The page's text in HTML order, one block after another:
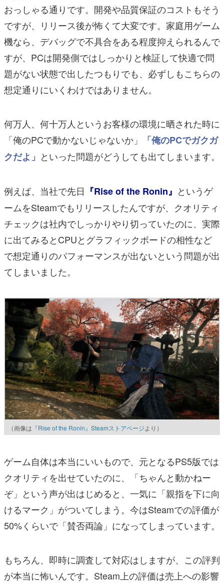
おっしゃる通りです。開発や品質保証のコストもそう
ですが、リリース後が怖くて大変です。家庭用ゲーム
機なら、デバッグで不具合をある程度抑えられるんで
すが、PCは開発側ではしっかりと検証して快適で問
題がない状態で出したつもりでも、必ずしもこちらの
想定通りにいくわけではありません。
何万人、何十万人というお客様の環境に晒された時に
「俺のPCで動かないじゃないか」
「俺のPCでガクガ
クだよ」 といった問題がどうしても出てしまいます。
例えば、当社で先日 『Rise of the Ronin』 というゲ
ームをSteamでもリリースしたんですが、クオリティ
チェックは社内でしっかりやり切っていたのに、実際
に出てみるとCPUとグラフィックボードの相性など
で想定通りのパフォーマンスが出ないという問題が出
てしまいました。
（画像は 『Rise of the Ronin』Steamストアページより）
ゲーム自体は本当にいいもので、元となるPS5版では
クオリティを出せていたのに、「ちゃんと動かねー
ぞ」という声が出はじめると、一気に「親指を下に向
けるマーク」がついてしまう。今はSteamでの評価が
50%くらいで「賛否両論」になってしまっています。
もちろん、即時に調査して対応はしますが、この評判
が本当に怖いんです。Steam上の評価は売上への影響